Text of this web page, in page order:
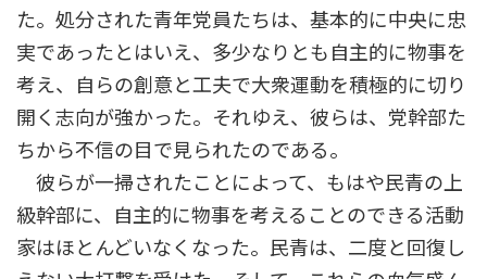
た。処分された青年党員たちは、基本的に中央に忠
実であったとはいえ、多少なりとも自主的に物事を
考え、自らの創意と工夫で大衆運動を積極的に切り
開く志向が強かった。それゆえ、彼らは、党幹部た
ちから不信の目で見られたのである。
彼らが一掃されたことによって、もはや民青の上
級幹部に、自主的に物事を考えることのできる活動
家はほとんどいなくなった。民青は、二度と回復し